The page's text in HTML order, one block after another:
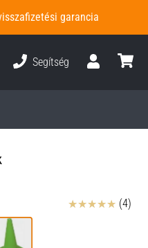
garancia
Segítség
Értékelés (4)